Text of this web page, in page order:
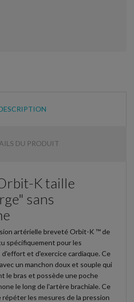
DU PRODUIT
K taille
sans
artérielle breveté Orbit-K ™ de
spécifiquement pour les
et d'exercice cardiaque. Ce
un manchon doux et souple qui
le bras et possède une poche
le long de l'artère brachiale. Ce
les mesures de la pression